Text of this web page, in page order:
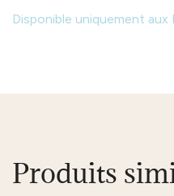
Disponible uniquement aux
Produits